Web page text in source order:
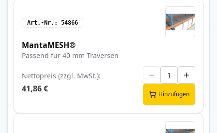
Art.-Nr. 54866
MantaMESH®
Passend für 40 mm Traversen
Nettopreis (zzgl. MwSt.)
41,86 €
Hinzufügen